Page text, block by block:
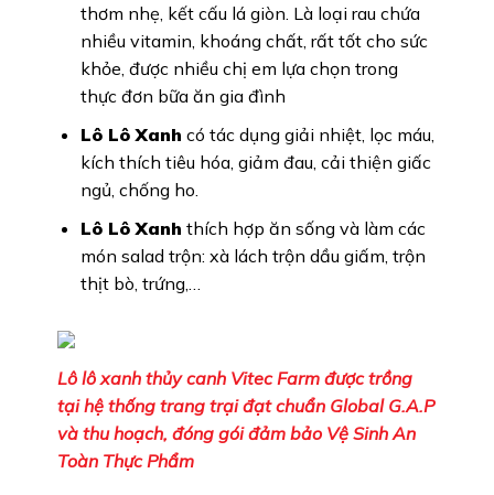
thơm nhẹ, kết cấu lá giòn. Là loại rau chứa
nhiều vitamin, khoáng chất, rất tốt cho sức
khỏe, được nhiều chị em lựa chọn trong
thực đơn bữa ăn gia đình
Lô Lô Xanh có tác dụng giải nhiệt, lọc máu,
kích thích tiêu hóa, giảm đau, cải thiện giấc
ngủ, chống ho.
Lô Lô Xanh thích hợp ăn sống và làm các
món salad trộn: xà lách trộn dầu giấm, trộn
thịt bò, trứng,…
Lô lô xanh thủy canh Vitec Farm được trồng
tại hệ thống trang trại đạt chuẩn Global G.A.P
và thu hoạch, đóng gói đảm bảo Vệ Sinh An
Toàn Thực Phẩm